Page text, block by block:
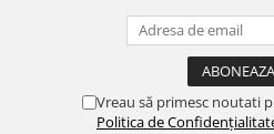
Vreau să primesc noutati
Politica de